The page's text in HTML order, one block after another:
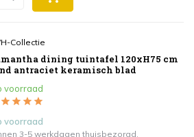
Collectie
dining tuintafel 120xH75 cm
antraciet keramisch blad
voorraad
voorraad
3-5 werkdagen thuisbezorgd.